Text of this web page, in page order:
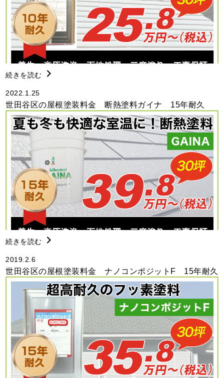
続きを読む
2022.1.25
世田谷区の屋根塗装料金 断熱塗料ガイナ 15年耐久
続きを読む
2019.2.6
世田谷区の屋根塗装料金 ナノコンポジットF 15年耐久